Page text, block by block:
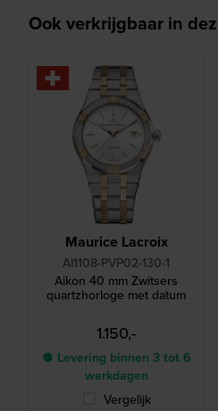
Ook verkrijgbaar in
Maurice Lacroix
AI1108-PVP02-130-1
Aikon 40 mm Zwitsers
quartzhorloge met datum
1.150,-
● Levering binnen 3 tot 6
werkdagen
Vergelijk